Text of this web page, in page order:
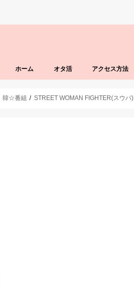
ホーム オタ活 アクセス方法
韓☆番組 STREET WOMAN FIGHTER(スウパ)